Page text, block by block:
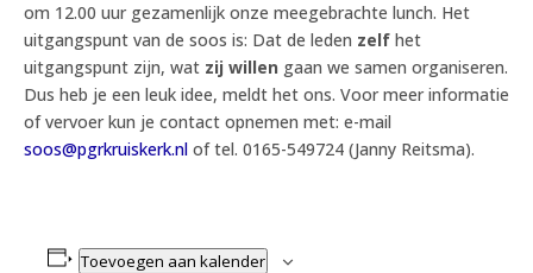
om 12.00 uur gezamenlijk onze meegebrachte lunch. Het
uitgangspunt van de soos is: Dat de leden zelf het
uitgangspunt zijn, wat zij willen gaan we samen organiseren.
Dus heb je een leuk idee, meldt het ons. Voor meer informatie
of vervoer kun je contact opnemen met: e-mail
soos@pgrkruiskerk.nl of tel. 0165-549724 (Janny Reitsma).
Toevoegen aan kalender